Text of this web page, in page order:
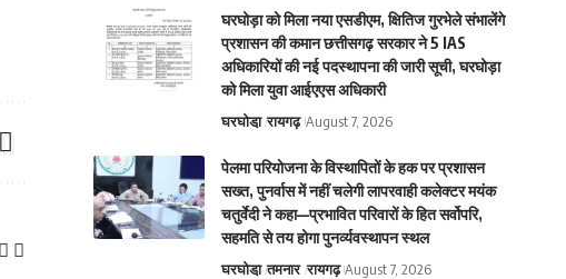
घरघोड़ा को मिला नया एसडीएम, क्षितिज गुरभेले संभालेंगे
प्रशासन की कमान छत्तीसगढ़ सरकार ने 5 IAS
अधिकारियों की नई पदस्थापना की जारी सूची, घरघोड़ा
को मिला युवा आईएएस अधिकारी
घरघोडा़ रायगढ़ August 7, 2026
पेलमा परियोजना के विस्थापितों के हक पर प्रशासन
सख्त, पुनर्वास में नहीं चलेगी लापरवाही कलेक्टर मयंक
चतुर्वेदी ने कहा—प्रभावित परिवारों के हित सर्वोपरि,
सहमति से तय होगा पुनर्व्यवस्थापन स्थल
घरघोडा़ तमनार रायगढ़ August 7, 2026